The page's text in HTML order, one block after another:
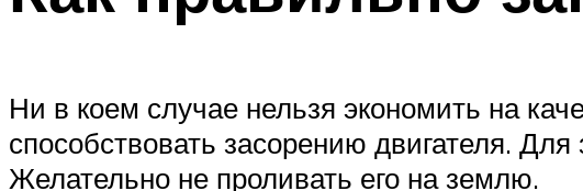
Ни в коем случае нельзя экономить на
способствовать засорению двигателя.
Желательно не проливать его на землю.